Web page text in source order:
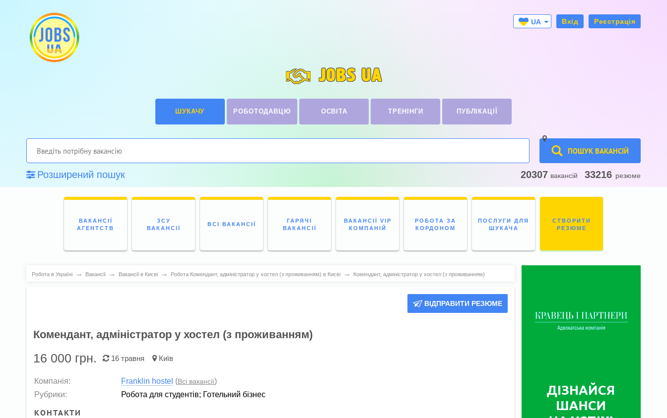
UA
Вхід Реєстрація
JOBS UA
ШУКАЧУ РОБОТОДАВЦЮ ОСВІТА ТРЕНІНГИ ПУБЛІКАЦІЇ
ПОШУК ВАКАНСІЙ
Розширений пошук 20307 вакансій 33216 резюме
ВАКАНСІЇ
АГЕНТСТВ
ЗСУ
ВАКАНСІЇ
ВСІ ВАКАНСІЇ
ГАРЯЧІ
ВАКАНСІЇ
ВАКАНСІЇ VIP
КОМПАНІЙ
РОБОТА ЗА
КОРДОНОМ
ПОСЛУГИ ДЛЯ
ШУКАЧА
СТВОРИТИ
РЕЗЮМЕ
Робота в Україні → Вакансії → Вакансії в Києві → Робота Комендант, адміністратор у хостел (з проживанням) в Києві → Комендант, адміністратор у хостел (з проживанням)
ВІДПРАВИТИ РЕЗЮМЕ
Комендант, адміністратор у хостел (з проживанням)
16 000 грн. 16 травня Київ
Компанія: Franklin hostel (Всі вакансії)
Рубрики:
Робота для студентів; Готельний бізнес
КОНТАКТИ